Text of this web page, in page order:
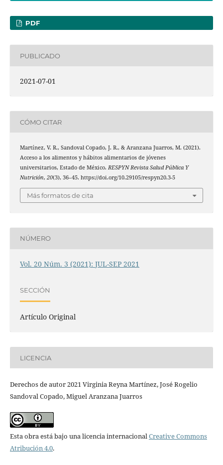
PDF
PUBLICADO
2021-07-01
CÓMO CITAR
Martínez, V. R., Sandoval Copado, J. R., & Aranzana Juarros, M. (2021).
Acceso a los alimentos y hábitos alimentarios de jóvenes
universitarios, Estado de México. RESPYN Revista Salud Pública Y
Nutrición, 20(3), 36–45. https://doi.org/10.29105/respyn20.3-5
Más formatos de cita
NÚMERO
Vol. 20 Núm. 3 (2021): JUL-SEP 2021
SECCIÓN
Artículo Original
LICENCIA
Derechos de autor 2021 Virginia Reyna Martínez, José Rogelio
Sandoval Copado, Miguel Aranzana Juarros
Esta obra está bajo una licencia internacionalCreative Commons
Atribución 4.0.